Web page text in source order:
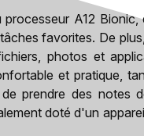
A12 Bionic,
favorites. De
photos et
et pratique,
prendre des notes
doté d'un